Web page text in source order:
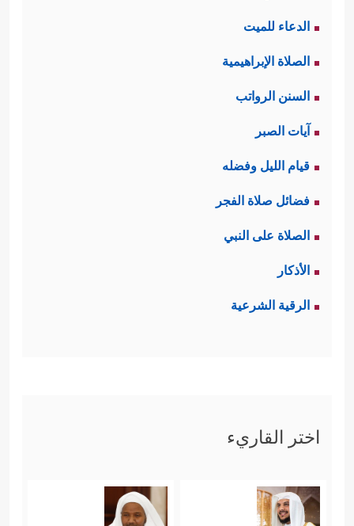
الدعاء للميت
الصلاة الإبراهيمية
السنن الرواتب
آيات الصبر
قيام الليل وفضله
فضائل صلاة الفجر
الصلاة على النبي
الأذكار
الرقية الشرعية
اختر القاريء